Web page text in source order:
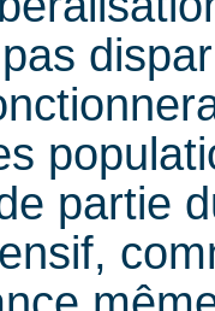
partie